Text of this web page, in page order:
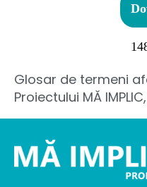
Glosar de termeni
Proiectului MĂ